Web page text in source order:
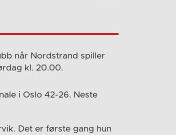
når Nordstrand spiller
kl. 20.00.
i Oslo 42-26. Neste
Det er første gang hun